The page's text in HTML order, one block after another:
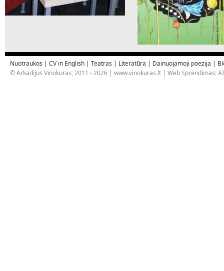
Nuotraukos | CV in English | Teatras | Literatūra | Dainuojamoji poezija |
© Arkadijus Vinokuras, 2011 - 2026 | www.vinokuras.lt | Web Sprendimas: